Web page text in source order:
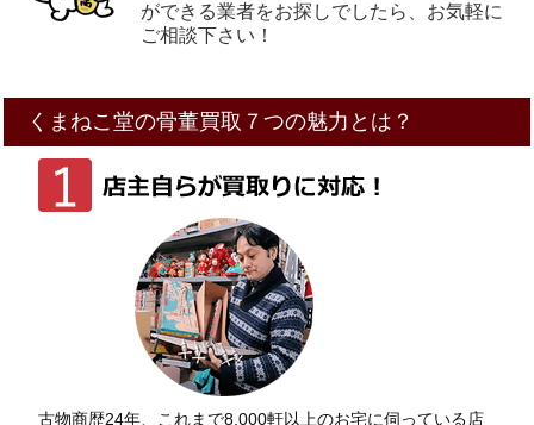
ができる業者をお探しでしたら、お気軽に
ご相談下さい！
くまねこ堂の骨董買取 ７つの魅力とは？
古物商歴24年、これまで8,000軒以上のお宅に伺っている店